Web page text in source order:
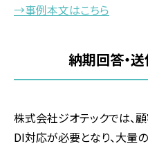
→事例本文はこちら
納期回答・
株式会社ジオテックでは、
DI対応が必要となり、大量